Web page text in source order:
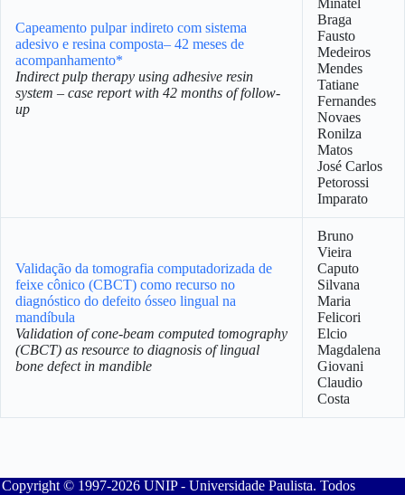
Capeamento pulpar indireto com sistema
adesivo e resina composta– 42 meses de
acompanhamento*
Indirect pulp therapy using adhesive resin
system – case report with 42 months of follow-
up
Minatel
Braga
Fausto
Medeiros
Mendes
Tatiane
Fernandes
Novaes
Ronilza
Matos
José Carlos
Petorossi
Imparato
Validação da tomografia computadorizada de
feixe cônico (CBCT) como recurso no
diagnóstico do defeito ósseo lingual na
mandíbula
Validation of cone-beam computed tomography
(CBCT) as resource to diagnosis of lingual
bone defect in mandible
Bruno
Vieira
Caputo
Silvana
Maria
Felicori
Elcio
Magdalena
Giovani
Claudio
Costa
Copyright © 1997-2026 UNIP - Universidade Paulista. Todos